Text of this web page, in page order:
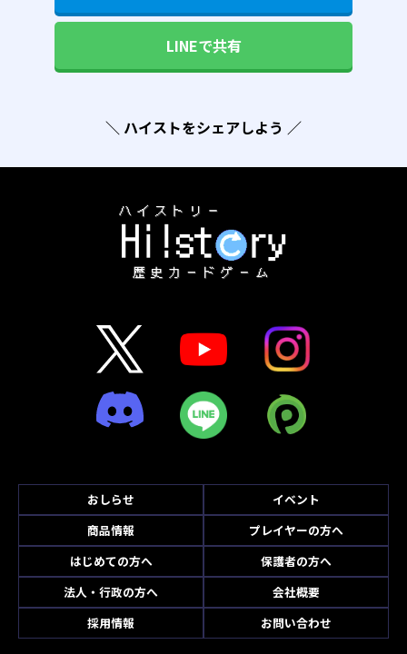
LINEで共有
＼ ハイストをシェアしよう ／
おしらせ
イベント
商品情報
プレイヤーの方へ
はじめての方へ
保護者の方へ
法人・行政の方へ
会社概要
採用情報
お問い合わせ